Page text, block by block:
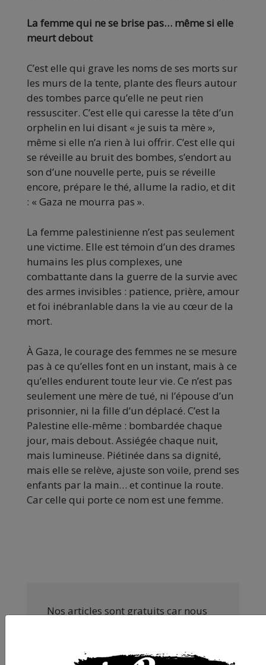
La femme qui ne se brise pas… même si elle
meurt debout
C’est elle qui grave les noms de ses morts sur
les murs de la tente, plante des fleurs autour
des tombes parce qu’elle ne peut rien
ressusciter. C’est elle qui caresse la tête d’un
orphelin en lui disant « je suis ta mère »,
même si elle n’a rien à lui offrir. C’est elle qui
se réveille au bruit des bombes, s’endort au
son d’une nouvelle perte, puis se réveille
encore, prépare le thé, allume la radio, et dit
: « Gaza ne mourra pas ».
La femme palestinienne n’est pas seulement
une victime. Elle est témoin d’un des drames
humains les plus complexes, une
combattante dans la guerre de la survie avec
des armes invisibles : patience, prière, amour
et foi inébranlable dans la vie au cœur de la
mort.
À Gaza, le courage des femmes ne se mesure
pas à ce qu’elles font en un instant, mais à ce
qu’elles endurent toute leur vie. Ce n’est pas
seulement une mère de tué, ni l’épouse d’un
prisonnier, ni la fille d’un déplacé. C’est la
Palestine elle-même : bombardée chaque
jour, mais debout. Assiégée chaque nuit,
mais lumineuse. Piétinée dans sa dignité,
mais elle se relève, ajuste son voile, prend ses
enfants par la main… et continue la route.
Car celle qui porte ce nom est une femme.
Nos articles sont gratuits car nous
toutes et tous. Pourtant, produire